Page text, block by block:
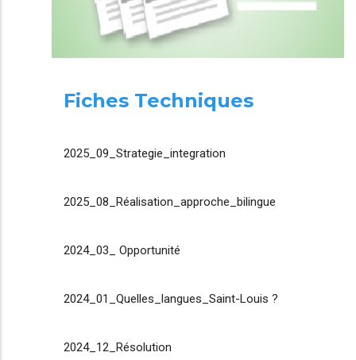
Fiches Techniques
2025_09_Strategie_integration
2025_08_Réalisation_approche_bilingue
2024_03_ Opportunité
2024_01_Quelles_langues_Saint-Louis ?
2024_12_Résolution